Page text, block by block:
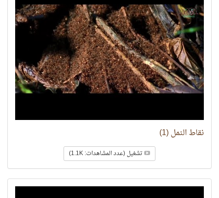
نقاط النمل (1)
تشغيل (عدد المشاهدات: 1.1K)